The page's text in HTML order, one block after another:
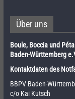
Über uns
Boule, Boccia und
Baden-Württemberg
Kontaktdaten des
BBPV Baden-
c/o Kai Kutsch